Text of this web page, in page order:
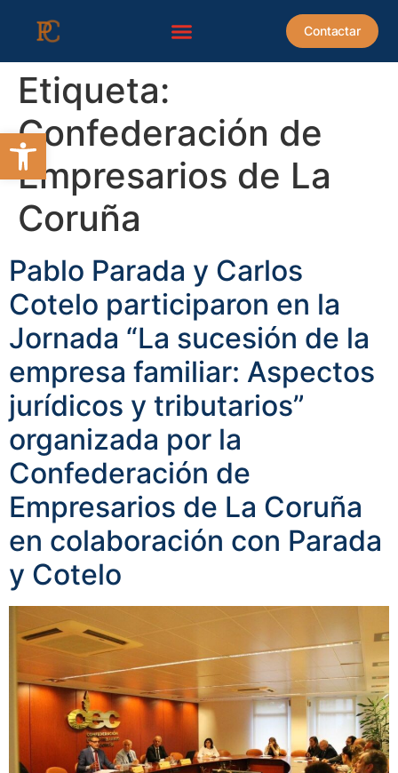
Abrir barra de herramientas
Contactar
Etiqueta:
Confederación de
Empresarios de La
Coruña
Pablo Parada y Carlos
Cotelo participaron en la
Jornada “La sucesión de la
empresa familiar: Aspectos
jurídicos y tributarios”
organizada por la
Confederación de
Empresarios de La Coruña
en colaboración con Parada
y Cotelo